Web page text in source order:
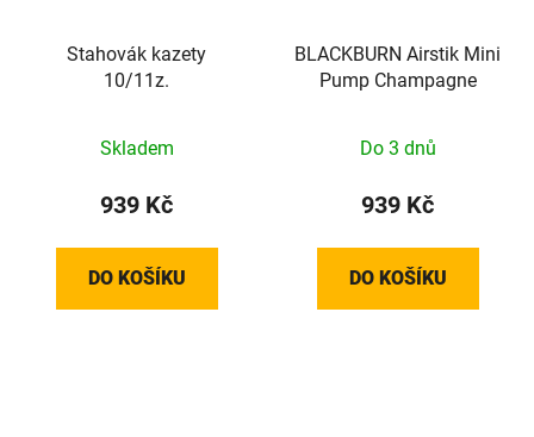
Stahovák kazety
10/11z.
Skladem
939 Kč
DO KOŠÍKU
BLACKBURN Airstik Mini
Pump Champagne
Do 3 dnů
939 Kč
DO KOŠÍKU